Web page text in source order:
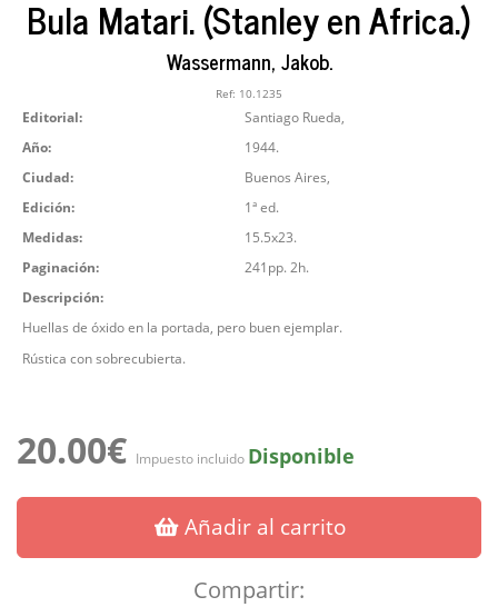
Bula Matari. (Stanley en Africa.)
Wassermann, Jakob.
Ref: 10.1235
Editorial:
Santiago Rueda,
Año:
1944.
Ciudad:
Buenos Aires,
Edición:
1ª ed.
Medidas:
15.5x23.
Paginación:
241pp. 2h.
Descripción:
Huellas de óxido en la portada, pero buen ejemplar.
Rústica con sobrecubierta.
20.00€ Impuesto incluido Disponible
Añadir al carrito
Compartir: